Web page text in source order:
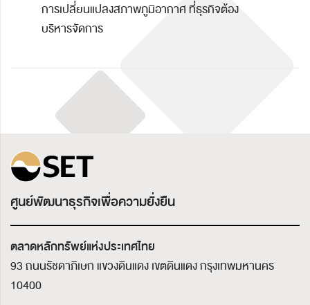
การเปลี่ยนแปลงสภาพภูมิอากาศ ที่ธุรกิจต้อง
บริหารจัดการ
ศูนย์พัฒนาธุรกิจเพื่อความยั่งยืน
ตลาดหลักทรัพย์แห่งประเทศไทย
93 ถนนรัชดาภิเษก แขวงดินแดง เขตดินแดงกรุงเทพมหานคร
10400